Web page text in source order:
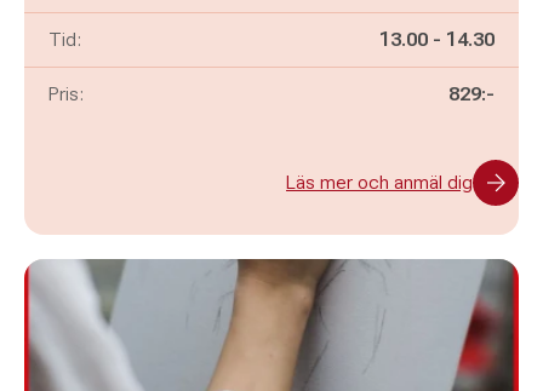
Tid: Pågår mellan
13.00 - och
14.30
Pris: 829:-
Läs mer och anmäl dig